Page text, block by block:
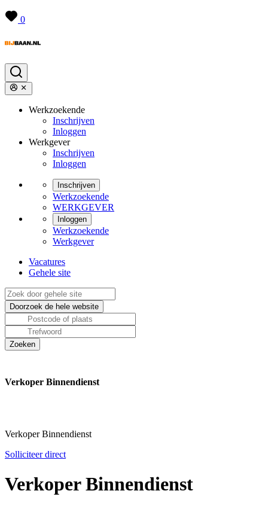
0
Werkzoekende
Inschrijven
Inloggen
Werkgever
Inschrijven
Inloggen
Inschrijven
Werkzoekende
WERKGEVER
Inloggen
Werkzoekende
Werkgever
Vacatures
Gehele site
Verkoper Binnendienst
Verkoper Binnendienst
Solliciteer direct
Verkoper Binnendienst